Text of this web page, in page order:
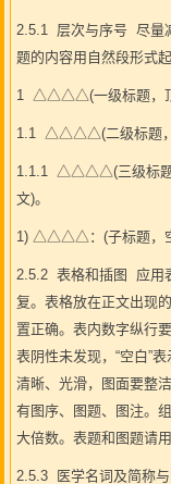
2.5.1 层次与序号 尽量
题的内容用自然段形式
1 △△△△(一级标题，顶
1.1 △△△△(二级标题，
1.1.1 △△△△(三级标题
文)。
1) △△△△：(子标题，空
2.5.2 表格和插图 应用
复。表格放在正文出现
置正确。表内数字纵行
表阴性未发现，“空白”
清晰、光滑，图面要整
有图序、图题、图注。
大倍数。表题和图题请
2.5.3 医学名词及简称